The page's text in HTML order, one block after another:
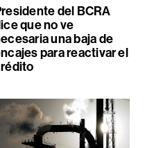
del BCRA
que no ve
una baja de
para reactivar el